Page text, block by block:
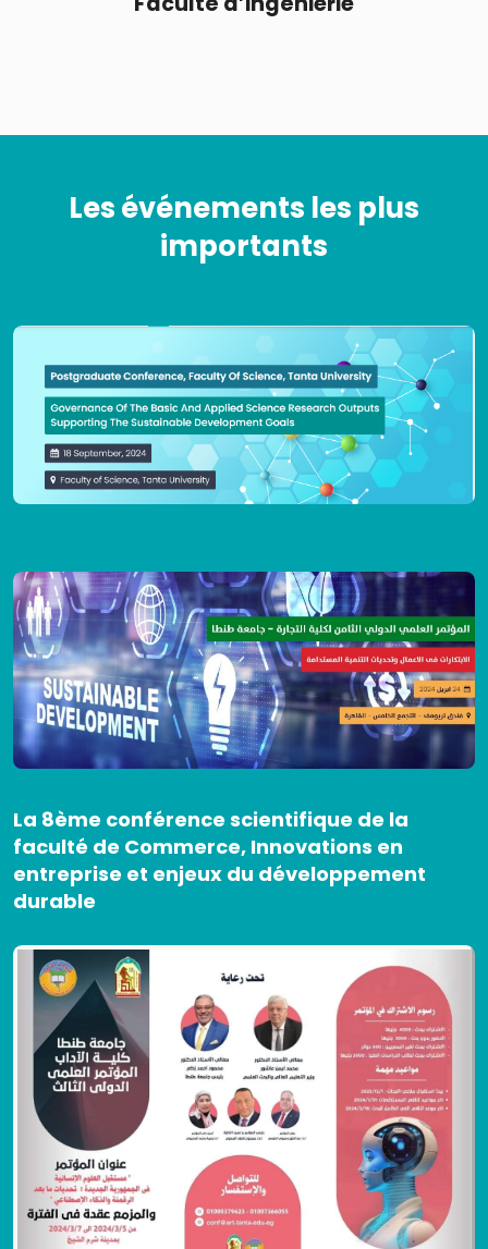
Les événements les plus
importants
La 8ème conférence scientifique de la
faculté de Commerce, Innovations en
entreprise et enjeux du développement
durable